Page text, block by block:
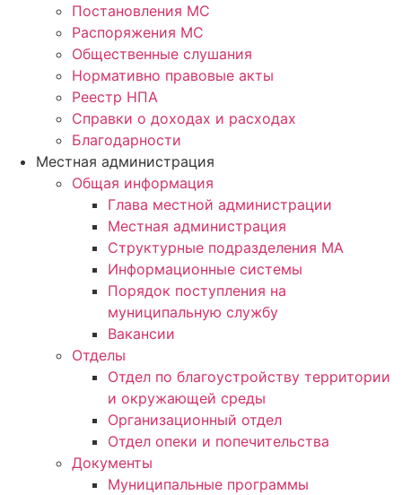
Постановления МС
Распоряжения МС
Общественные слушания
Нормативно правовые акты
Реестр НПА
Справки о доходах и расходах
Благодарности
Местная администрация
Общая информация
Глава местной администрации
Местная администрация
Структурные подразделения МА
Информационные системы
Порядок поступления на
муниципальную службу
Вакансии
Отделы
Отдел по благоустройству территории
и окружающей среды
Организационный отдел
Отдел опеки и попечительства
Документы
Муниципальные программы